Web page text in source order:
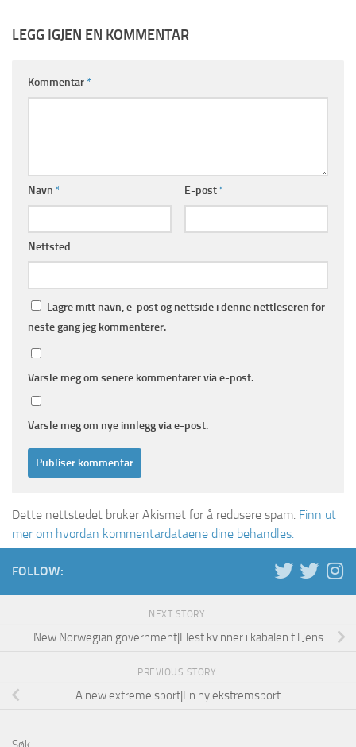
LEGG IGJEN EN KOMMENTAR
Kommentar*
Navn * E-post*
Nettsted
Lagre mitt navn, e-post og nettside i denne nettleseren for
neste gang jeg kommenterer.
Varsle meg om senere kommentarer via e-post.
Varsle meg om nye innlegg via e-post.
Dette nettstedet bruker Akismet for å redusere spam. Finn ut
mer om hvordan kommentardataene dine behandles.
FOLLOW:
NEXT STORY
New Norwegian government|Flest kvinner i kabalen til Jens
PREVIOUS STORY
A new extreme sport|En ny ekstremsport